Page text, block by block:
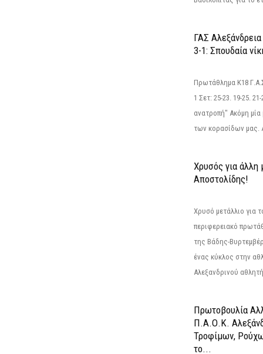
ΓΑΣ
3-1: Σπουδαία
Πρωτάθλημα Κ18
1 Σετ: 25-23. 19-25.
ανατροπή" Ακόμη μία
των κορασίδων μας.
Χρυσός για άλλη
Αποστολίδης!
Χρυσό μετάλλιο για
περιφερειακό
της Βάδης-
ένας κύκλος στην
Αλεξανδρινού
Πρωτοβουλία
Π.Α.Ο.Κ.
Τροφίμων,
το...